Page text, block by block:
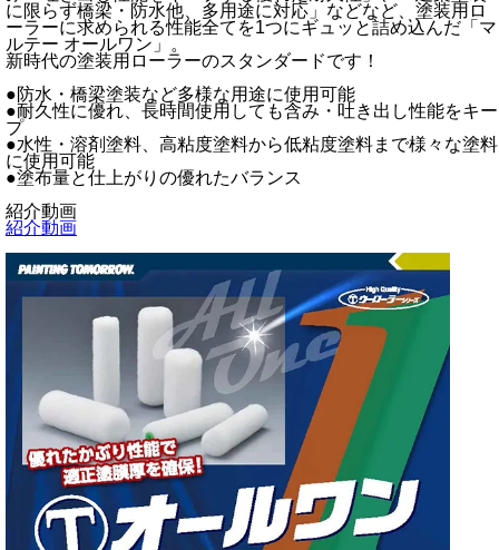
に限らず橋梁・防水他、多用途に対応」などなど、塗装用ロ
ーラーに求められる性能全てを1つにギュッと詰め込んだ「マ
ルテー オールワン」。
新時代の塗装用ローラーのスタンダードです！
●防水・橋梁塗装など多様な用途に使用可能
●耐久性に優れ、長時間使用しても含み・吐き出し性能をキー
プ
●水性・溶剤塗料、高粘度塗料から低粘度塗料まで様々な塗料
に使用可能
●塗布量と仕上がりの優れたバランス
紹介動画
紹介動画